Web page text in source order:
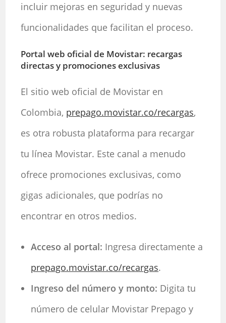
incluir mejoras en seguridad y nuevas
funcionalidades que facilitan el proceso.
Portal web oficial de Movistar: recargas
directas y promociones exclusivas
El sitio web oficial de Movistar en
Colombia, prepago.movistar.co/recargas,
es otra robusta plataforma para recargar
tu línea Movistar. Este canal a menudo
ofrece promociones exclusivas, como
gigas adicionales, que podrías no
encontrar en otros medios.
Acceso al portal: Ingresa directamente a
prepago.movistar.co/recargas.
Ingreso del número y monto: Digita tu
número de celular Movistar Prepago y